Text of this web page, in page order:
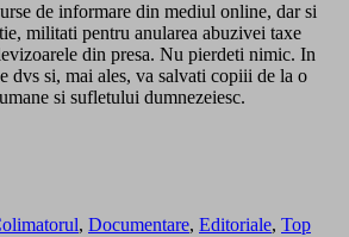
de informare din mediul online, dar si
militati pentru anularea abuzivei taxe
din presa. Nu pierdeti nimic. In
dvs si, mai ales, va salvati copiii de la o
si sufletului dumnezeiesc.
, Documentare, Editoriale, Top